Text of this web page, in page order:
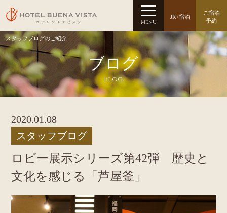
スタッフブログのご紹介
ブログ
Blog
2020.01.08
スタッフブログ
ロビー展示シリーズ第42弾 歴史と
文化を感じる「芦屋釜」
MENU
JR+宿泊
ご宿泊
予約